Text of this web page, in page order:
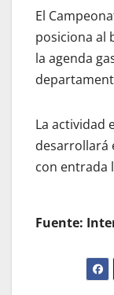
El
posiciona al
la agenda
La actividad
desarrollará
con entrada
Fuente: